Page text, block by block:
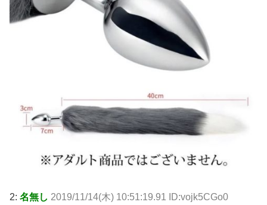
2: 名無し 2019/11/14(木) 10:51:19.91 ID:vojk5CGo0